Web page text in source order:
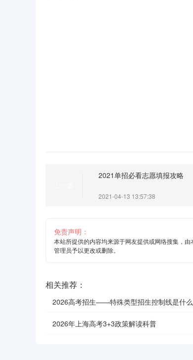
2021单招必看志愿填报攻略
2021-04-13 13:57:38
免责声明：
本站所提供的内容均来源于网友提供或网络搜集，
管理员予以更改或删除。
相关推荐：
2026高考招生——特殊类型招生控制线是什
2026年上海高考3+3政策解读科普